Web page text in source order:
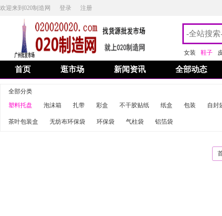
欢迎来到020制造网 登录 注册
女装 鞋子
首页 逛市场 新闻资讯 全部动态
全部分类
塑料托盘
泡沫箱 扎带 彩盒 不干胶贴纸 纸盒 包装 自封
茶叶包装盒 无纺布环保袋 环保袋 气柱袋 铝箔袋